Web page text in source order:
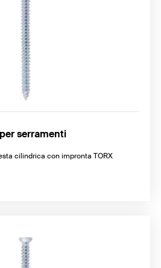
serramenti
cilindrica con impronta TORX